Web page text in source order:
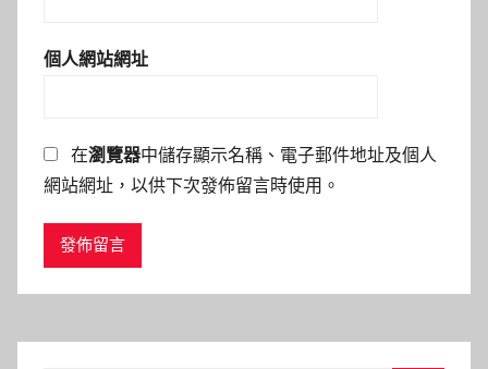
個人網站網址
在瀏覽器中儲存顯示名稱、電子郵件地址及個人
網站網址，以供下次發佈留言時使用。